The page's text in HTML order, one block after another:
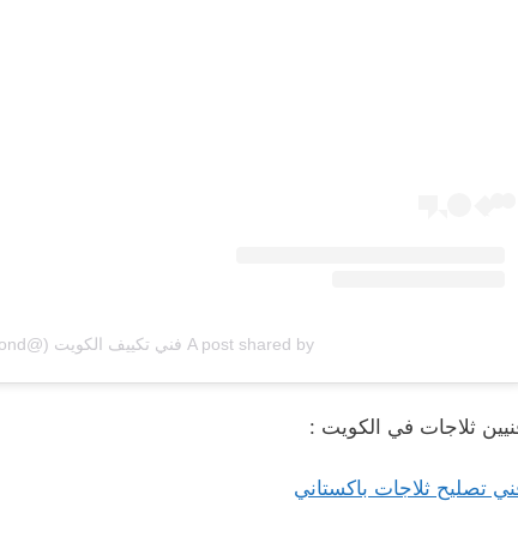
A post shared by فني تكييف الكويت (@q8aircond)
ثلاجات في الكويت :
تصليح ثلاجات باكستاني